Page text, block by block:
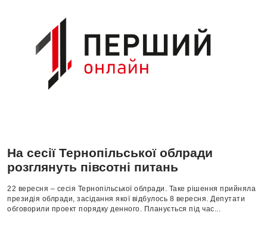
На сесії Тернопільської облради
розглянуть півсотні питань
22 вересня – сесія Тернопільської облради. Таке рішення прийняла
президія облради, засідання якої відбулось 8 вересня. Депутати
обговорили проект порядку денного. Планується під час...